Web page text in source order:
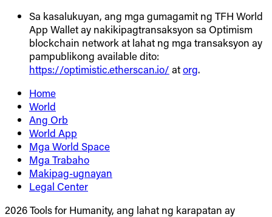
Sa kasalukuyan, ang mga gumagamit ng TFH World
App Wallet ay nakikipagtransaksyon sa Optimism
blockchain network at lahat ng mga transaksyon ay
pampublikong available dito:
https://optimistic.etherscan.io/ atorg.
Home
World
Ang Orb
World App
Mga World Space
Mga Trabaho
Makipag-ugnayan
Legal Center
2026 Tools for Humanity, ang lahat ng karapatan ay